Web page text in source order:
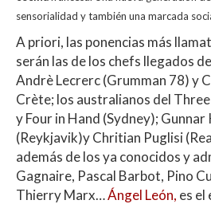
sensorialidad y también una marcada
A priori, las ponencias más
serán las de los chefs llegados
Andrè Lecrerc (Grumman 78) y
Crète; los australianos del
y Four in Hand (Sydney);
(Reykjavik)y Chritian Puglisi
además de los ya conocidos y
Gagnaire, Pascal Barbot, Pino
Thierry Marx…Ángel León, es el